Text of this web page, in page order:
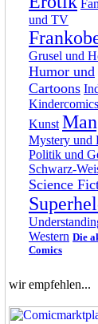
und TV
Grusel und
Humor und
Cartoons
Kindercomics
Kunst
Mystery und
Politik und
Schwarz-
Science
Western Die
Comics
wir empfehlen...